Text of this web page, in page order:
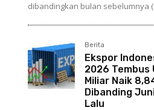
dibandingkan bulan sebelumnya
Berita
Ekspor
2026 Tembus
Miliar Naik
Dibanding
Lalu